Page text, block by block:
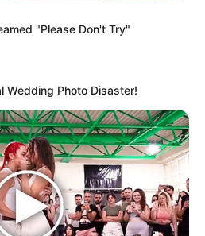
"Please Don't Try"
Wedding Photo Disaster!